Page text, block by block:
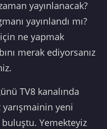
yayınlanacak?
yayınlandı mı?
ne yapmak
merak ediyorsanız
TV8 kanalında
yeni
buluştu. Yemekteyiz